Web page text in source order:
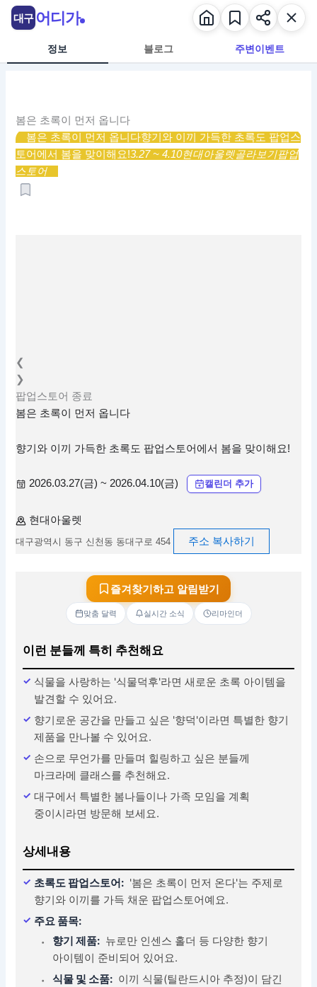
정보 블로그 주변이벤트
봄은 초록이 먼저 옵니다
봄은 초록이 먼저 옵니다향기와 이끼 가득한 초록도 팝업스
토어에서 봄을 맞이해요!3.27 ~ 4.10현대아울렛골라보기팝업
스토어
❮
❯
팝업스토어 종료
봄은 초록이 먼저 옵니다
향기와 이끼 가득한 초록도 팝업스토어에서 봄을 맞이해요!
2026.03.27(금) ~ 2026.04.10(금) 캘린더 추가
현대아울렛
대구광역시 동구 신천동 동대구로 454 주소 복사하기
즐겨찾기하고 알림받기
맞춤 달력 실시간 소식 리마인더
이런 분들께 특히 추천해요
식물을 사랑하는 '식물덕후'라면 새로운 초록 아이템을
발견할 수 있어요.
향기로운 공간을 만들고 싶은 '향덕'이라면 특별한 향기
제품을 만나볼 수 있어요.
손으로 무언가를 만들며 힐링하고 싶은 분들께
마크라메 클래스를 추천해요.
대구에서 특별한 봄나들이나 가족 모임을 계획
중이시라면 방문해 보세요.
상세내용
초록도 팝업스토어: '봄은 초록이 먼저 온다'는 주제로
향기와 이끼를 가득 채운 팝업스토어예요.
주요 품목:
향기 제품: 뉴로만 인센스 홀더 등 다양한 향기
아이템이 준비되어 있어요.
식물 및 소품: 이끼 식물(틸란드시아 추정)이 담긴
대구 어디가